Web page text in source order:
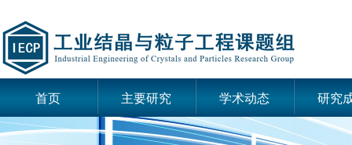
首页 主要研究 学术动态 研究